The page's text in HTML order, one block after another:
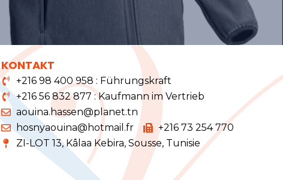
KONTAKT
+216 98 400 958 : Führungskraft
+216 56 832 877 : Kaufmann im Vertrieb
aouina.hassen@planet.tn
hosnyaouina@hotmail.fr
+216 73 254 770
ZI-LOT 13, Kâlaa Kebira, Sousse, Tunisie